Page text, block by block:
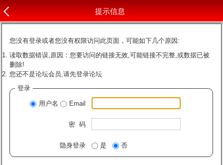
提示信息
您没有登录或者您没有权限访问此页面，可能如下几个原因:
读取数据错误,原因：您要访问的链接无效,可能链接不完整,或数据已被
删除!
您还不是论坛会员,请先登录论坛
登录
用户名 Email
密 码
隐身登录 是 否